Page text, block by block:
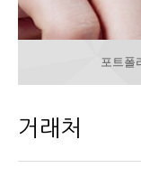
포트폴
거래처